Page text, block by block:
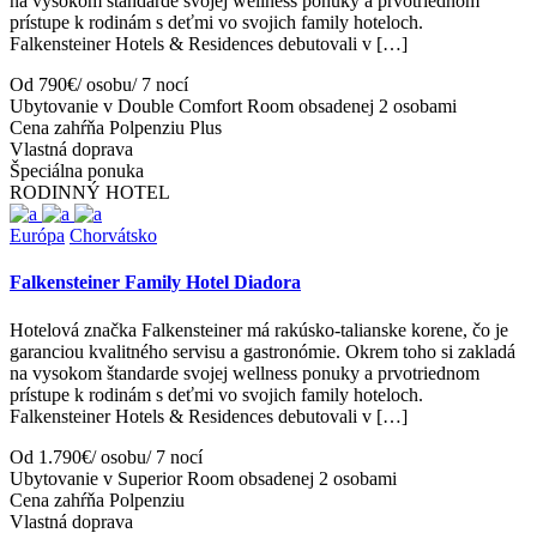
prístupe k rodinám s deťmi vo svojich family hoteloch.
Falkensteiner Hotels & Residences debutovali v […]
Od 790€/ osobu/ 7 nocí
Ubytovanie v Double Comfort Room obsadenej 2 osobami
Cena zahŕňa Polpenziu Plus
Vlastná doprava
Špeciálna ponuka
RODINNÝ HOTEL
Európa Chorvátsko
Falkensteiner Family Hotel Diadora
Hotelová značka Falkensteiner má rakúsko-talianske korene, čo je
garanciou kvalitného servisu a gastronómie. Okrem toho si zakladá
na vysokom štandarde svojej wellness ponuky a prvotriednom
prístupe k rodinám s deťmi vo svojich family hoteloch.
Falkensteiner Hotels & Residences debutovali v […]
Od 1.790€/ osobu/ 7 nocí
Ubytovanie v Superior Room obsadenej 2 osobami
Cena zahŕňa Polpenziu
Vlastná doprava